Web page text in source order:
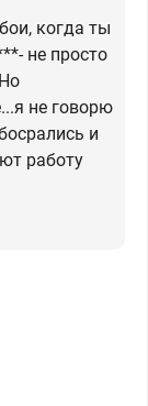
когда ты
не просто
не говорю
и
работу